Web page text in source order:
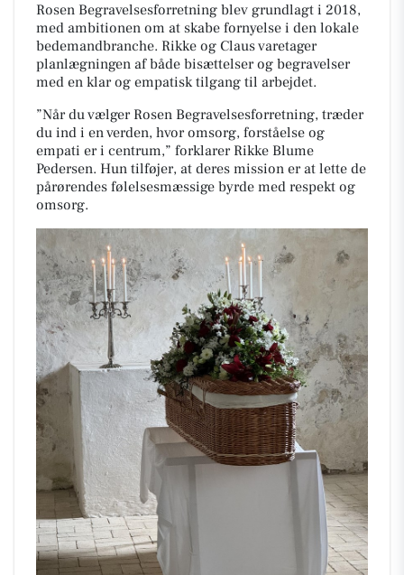
Rosen Begravelsesforretning blev grundlagt i 2018,
med ambitionen om at skabe fornyelse i den lokale
bedemandbranche. Rikke og Claus varetager
planlægningen af både bisættelser og begravelser
med en klar og empatisk tilgang til arbejdet.
”Når du vælger Rosen Begravelsesforretning, træder
du ind i en verden, hvor omsorg, forståelse og
empati er i centrum,” forklarer Rikke Blume
Pedersen. Hun tilføjer, at deres mission er at lette de
pårørendes følelsesmæssige byrde med respekt og
omsorg.